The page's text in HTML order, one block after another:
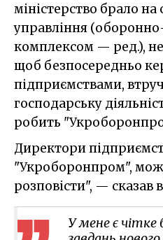
міністерство брало на
управління
комплексом — ред.),
щоб безпосередньо
підприємствами,
господарську
робить
Директори
"Укроборонпром",
розповісти", — сказав
У мене є чітке